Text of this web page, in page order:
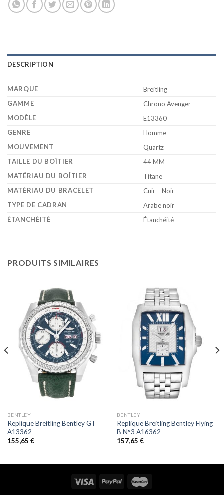
DESCRIPTION
MARQUE
Breitling
GAMME
Chrono Avenger
MODÈLE
E13360
GENRE
Homme
MOUVEMENT
Quartz
TAILLE DU BOÎTIER
44 MM
MATÉRIAU DU BOÎTIER
Titane
MATÉRIAU DU BRACELET
Cuir – Noir
TYPE DE CADRAN
Arabe noir
ÉTANCHÉITÉ
Étanchéité
PRODUITS SIMILAIRES
BENTLEY
Replique Breitling Bentley GT
A13362
155,65 €
BENTLEY
Replique Breitling Bentley Flying
B N°3 A16362
157,65 €